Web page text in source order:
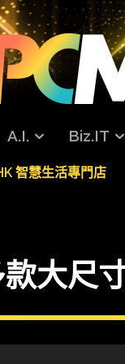
A.I. Biz.IT
智慧生活專門店
大尺